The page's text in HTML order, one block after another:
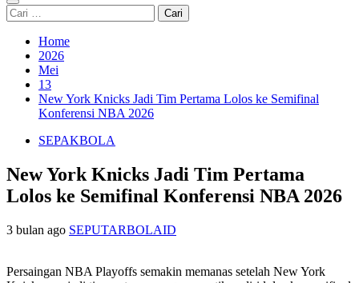
Primary
Menu
Cari
untuk:
Home
2026
Mei
13
New York Knicks Jadi Tim Pertama Lolos ke Semifinal
Konferensi NBA 2026
SEPAKBOLA
New York Knicks Jadi Tim Pertama
Lolos ke Semifinal Konferensi NBA 2026
3 bulan ago SEPUTARBOLAID
Persaingan NBA Playoffs semakin memanas setelah New York